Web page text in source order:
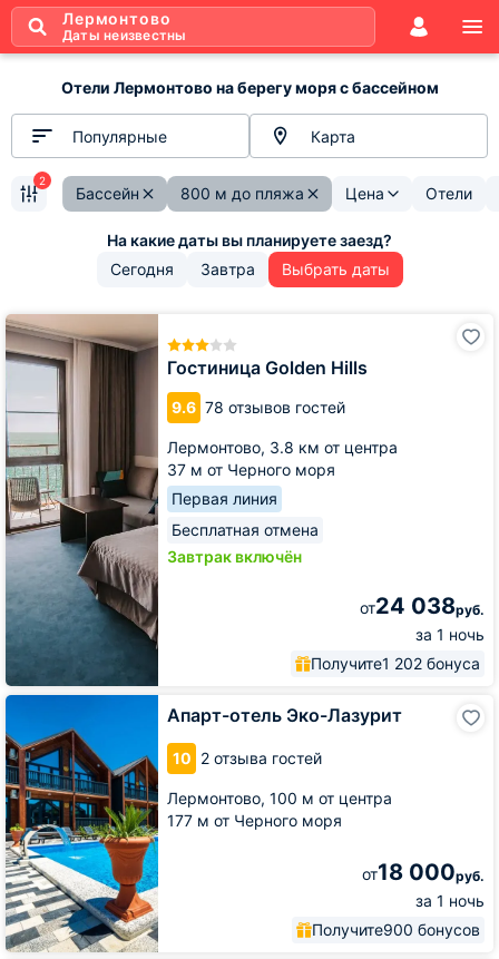
Лермонтово
Даты неизвестны
Отели Лермонтово на берегу моря с бассейном
Популярные Карта
Бассейн 800 м до пляжа Цена Отели
2
Сегодня Завтра Выбрать даты
Гостиница Golden Hills
9.6 78 отзывов гостей
Лермонтово, 3.8 км от центра
37 м от Черного моря
Первая линия
Бесплатная отмена
Завтрак включён
от24 038руб.
за 1 ночь
Получите1 202 бонуса
Гостиница
Golden
Hills
Апарт-отель Эко-Лазурит
10 2 отзыва гостей
Лермонтово, 100 м от центра
177 м от Черного моря
от18 000руб.
за 1 ночь
Получите900 бонусов
Апарт-
Эко-
Лазурит